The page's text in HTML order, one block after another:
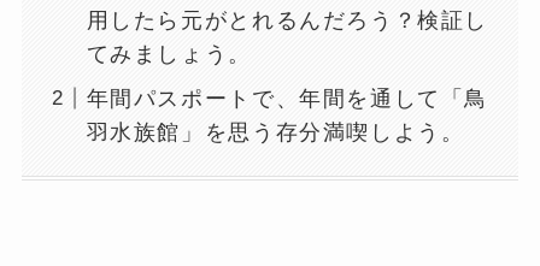
用したら元がとれるんだろう？検証し
てみましょう。
年間パスポートで、年間を通して「鳥
羽水族館」を思う存分満喫しよう。